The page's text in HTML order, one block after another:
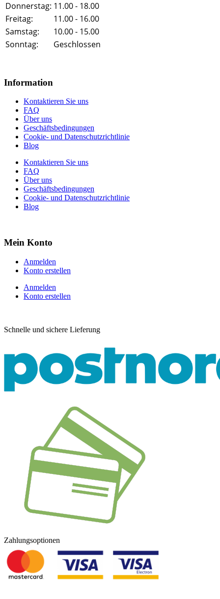
Donnerstag: 11.00 - 18.00
Freitag:
11.00 - 16.00
Samstag:
10.00 - 15.00
Sonntag:
Geschlossen
Information
Kontaktieren Sie uns
FAQ
Über uns
Geschäftsbedingungen
Cookie- und Datenschutzrichtlinie
Blog
Kontaktieren Sie uns
FAQ
Über uns
Geschäftsbedingungen
Cookie- und Datenschutzrichtlinie
Blog
Mein Konto
Anmelden
Konto erstellen
Anmelden
Konto erstellen
Schnelle und sichere Lieferung
Zahlungsoptionen